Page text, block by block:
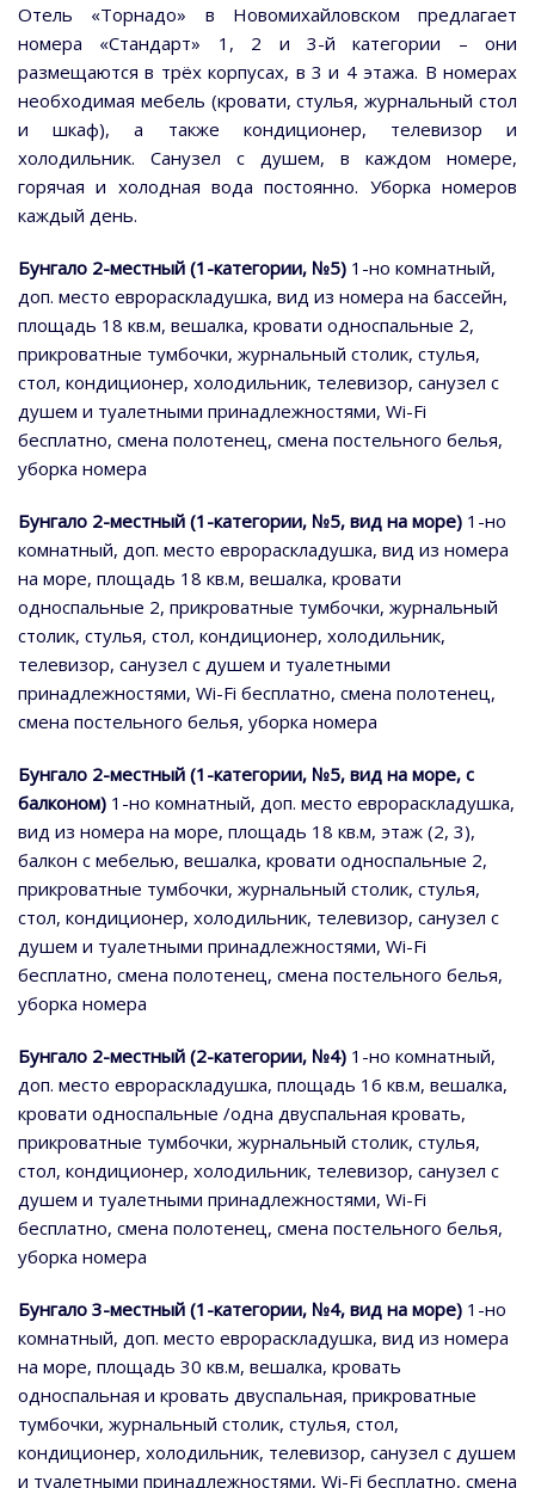
Отель «Торнадо» в Новомихайловском предлагает
номера «Стандарт» 1, 2 и 3-й категории – они
размещаются в трёх корпусах, в 3 и 4 этажа. В номерах
необходимая мебель (кровати, стулья, журнальный стол
и шкаф), а также кондиционер, телевизор и
холодильник. Санузел с душем, в каждом номере,
горячая и холодная вода постоянно. Уборка номеров
каждый день.
Бунгало 2-местный (1-категории, №5) 1-но комнатный,
доп. место еврораскладушка, вид из номера на бассейн,
площадь 18 кв.м, вешалка, кровати односпальные 2,
прикроватные тумбочки, журнальный столик, стулья,
стол, кондиционер, холодильник, телевизор, санузел с
душем и туалетными принадлежностями, Wi-Fi
бесплатно, смена полотенец, смена постельного белья,
уборка номера
Бунгало 2-местный (1-категории, №5, вид на море) 1-но
комнатный, доп. место еврораскладушка, вид из номера
на море, площадь 18 кв.м, вешалка, кровати
односпальные 2, прикроватные тумбочки, журнальный
столик, стулья, стол, кондиционер, холодильник,
телевизор, санузел с душем и туалетными
принадлежностями, Wi-Fi бесплатно, смена полотенец,
смена постельного белья, уборка номера
Бунгало 2-местный (1-категории, №5, вид на море, с
балконом) 1-но комнатный, доп. место еврораскладушка,
вид из номера на море, площадь 18 кв.м, этаж (2, 3),
балкон с мебелью, вешалка, кровати односпальные 2,
прикроватные тумбочки, журнальный столик, стулья,
стол, кондиционер, холодильник, телевизор, санузел с
душем и туалетными принадлежностями, Wi-Fi
бесплатно, смена полотенец, смена постельного белья,
уборка номера
Бунгало 2-местный (2-категории, №4) 1-но комнатный,
доп. место еврораскладушка, площадь 16 кв.м, вешалка,
кровати односпальные /одна двуспальная кровать,
прикроватные тумбочки, журнальный столик, стулья,
стол, кондиционер, холодильник, телевизор, санузел с
душем и туалетными принадлежностями, Wi-Fi
бесплатно, смена полотенец, смена постельного белья,
уборка номера
Бунгало 3-местный (1-категории, №4, вид на море) 1-но
комнатный, доп. место еврораскладушка, вид из номера
на море, площадь 30 кв.м, вешалка, кровать
односпальная и кровать двуспальная, прикроватные
тумбочки, журнальный столик, стулья, стол,
кондиционер, холодильник, телевизор, санузел с душем
и туалетными принадлежностями, Wi-Fi бесплатно, смена